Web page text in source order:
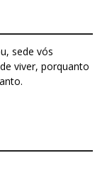
sede vós
viver, porquanto